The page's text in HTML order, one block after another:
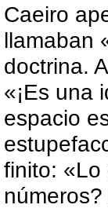
Caeiro
llamaban
doctrina.
«¡Es una
espacio
finito: «Lo